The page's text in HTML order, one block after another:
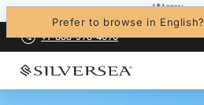
Prefer to browse in English?
+1-888-978-4070